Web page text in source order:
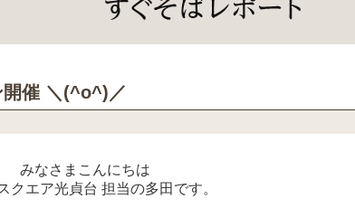
催 ＼(^o^)／
みなさまこんにちは
クエア光貞台 担当の多田です。